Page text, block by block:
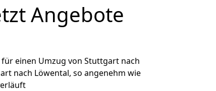
Angebote
einen Umzug von Stuttgart nach
nach Löwental, so angenehm wie